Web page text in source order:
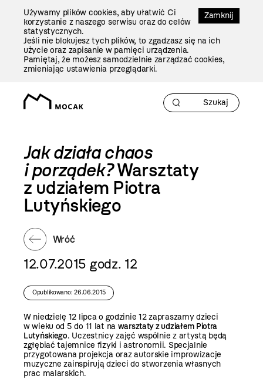
Zamknij
Używamy plików cookies, aby ułatwić Ci
korzystanie z naszego serwisu oraz do celów
statystycznych.
Jeśli nie blokujesz tych plików, to zgadzasz się na ich
użycie oraz zapisanie w pamięci urządzenia.
Pamiętaj, że możesz samodzielnie zarządzać cookies,
zmieniając ustawienia przeglądarki.
Jak działa chaos
i porządek?Warsztaty
z udziałem Piotra
Lutyńskiego
Wróć
12.07.2015 godz. 12
Opublikowano: 26.06.2015
W niedzielę 12 lipca o godzinie 12 zapraszamy dzieci
w wieku od 5 do 11 lat na warsztaty z udziałem Piotra
Lutyńskiego. Uczestnicy zajęć wspólnie z artystą będą
zgłębiać tajemnice fizyki i astronomii. Specjalnie
przygotowana projekcja oraz autorskie improwizacje
muzyczne zainspirują dzieci do stworzenia własnych
prac malarskich.